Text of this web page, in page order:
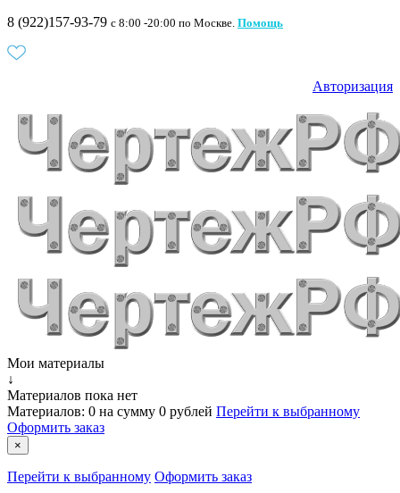
8 (922)157-93-79 c 8:00 -20:00 по Москве. Помощь
Авторизация
Мои материалы
↓
Материалов пока нет
Материалов: 0 на сумму 0 рублей Перейти к выбранному
Оформить заказ
×
Перейти к выбранному Оформить заказ